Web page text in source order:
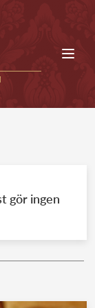
gör ingen